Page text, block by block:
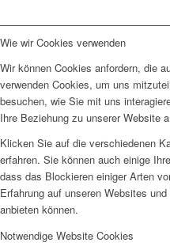
Wie wir Cookies verwenden
Wir können Cookies anfordern, die
verwenden Cookies, um uns
besuchen, wie Sie mit uns
Ihre Beziehung zu unserer Website
Klicken Sie auf die verschiedenen
erfahren. Sie können auch einige
dass das Blockieren einiger Arten
Erfahrung auf unseren Websites
anbieten können.
Notwendige Website Cookies